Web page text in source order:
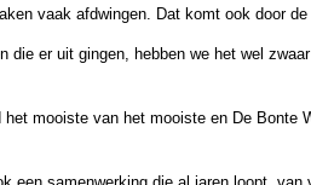
vaak afdwingen. Dat komt ook door de
die er uit gingen, hebben we het wel
mooiste van het mooiste en De Bonte